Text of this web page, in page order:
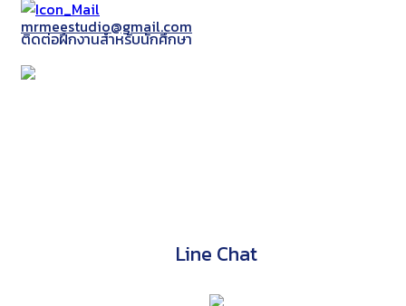
mrmeestudio@gmail.com
ติดต่อฝึกงานสำหรับนักศึกษา
Line Chat